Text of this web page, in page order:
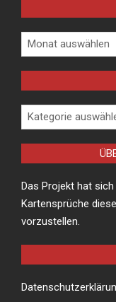
Archiv
Bitte
wählen:
Das Projekt hat
Kartensprüche
vorzustellen.